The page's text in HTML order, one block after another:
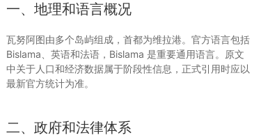
一、地理和语言概况
瓦努阿图由多个岛屿组成，首都为维拉港。官方语言包括
Bislama、英语和法语，Bislama 是重要通用语言。原文
中关于人口和经济数据属于阶段性信息，正式引用时应以
最新官方统计为准。
二、政府和法律体系